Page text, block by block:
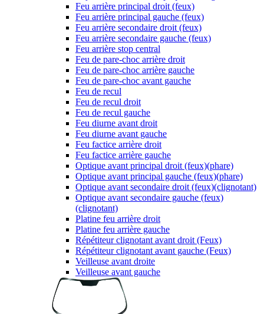
Feu arrière principal droit (feux)
Feu arrière principal gauche (feux)
Feu arrière secondaire droit (feux)
Feu arrière secondaire gauche (feux)
Feu arrière stop central
Feu de pare-choc arrière droit
Feu de pare-choc arrière gauche
Feu de pare-choc avant gauche
Feu de recul
Feu de recul droit
Feu de recul gauche
Feu diurne avant droit
Feu diurne avant gauche
Feu factice arrière droit
Feu factice arrière gauche
Optique avant principal droit (feux)(phare)
Optique avant principal gauche (feux)(phare)
Optique avant secondaire droit (feux)(clignotant)
Optique avant secondaire gauche (feux)
(clignotant)
Platine feu arrière droit
Platine feu arrière gauche
Répétiteur clignotant avant droit (Feux)
Répétiteur clignotant avant gauche (Feux)
Veilleuse avant droite
Veilleuse avant gauche